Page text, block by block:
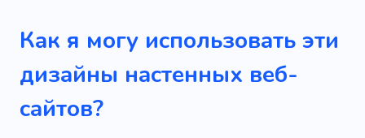
Шаблоны для сайтов
Инструмент
Как я могу использовать эти
дизайны настенных веб-
сайтов?